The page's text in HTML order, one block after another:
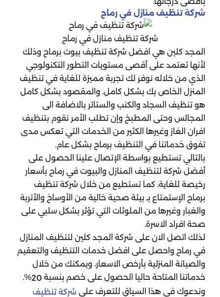
شركة تنظيف منازل في رماح
شركة تنظيف منازل في رماح
المجد كلين هي افضل شركة تنظيف بيوت برماح وذلك
لأنها تعتمد على أقصى مستويات التطور التكنولوجي
الذي من خلاله نوفر لك تجربة مميزة للغاية في تنظيف
المنزل الخاص بك بشكل كامل. والمقصود بشكل كامل
هو تنظيف السجاد والكنب والستائر بالاضافة الى
المجالس وحتى المطبخ وإن تطلب الأمر نقوم بتنظيف
افران الغاز وغيرها الكثير من الخدمات التي تعكس مدى
تفوق خدماتنا في التنظيف برماح بشكل عام.
بالتالي تستطيع بواسطة الإتصال علينا الحصول على
أفضل شركة لتنظيف المنازل والبيوت في رماح بأسعار
رخيصة للغاية، كما تستطيع من خلال شركة تنظيف
برماح الإستمتاع بـ بيئة صحية خالية من الأوساخ والأتربة
والغبار وغيرها من الملوثات التي تؤثر بشكل سلبي على
صحة افراد الاسرة.
لذلك اتصل الان على شركة المجد كلين لتنظيف المنازل
في رماح واحصل على افضل خدمات التنظيف والتعقيم
والصيانة المنزلية بأرخص الاسعار، ويمكنك من خلال
خدماتنا المتاحة حاليا الحصول على خصم بنسبة 20
%.
وندعوك في هذا السياق للتعرف على شركة تنظيف